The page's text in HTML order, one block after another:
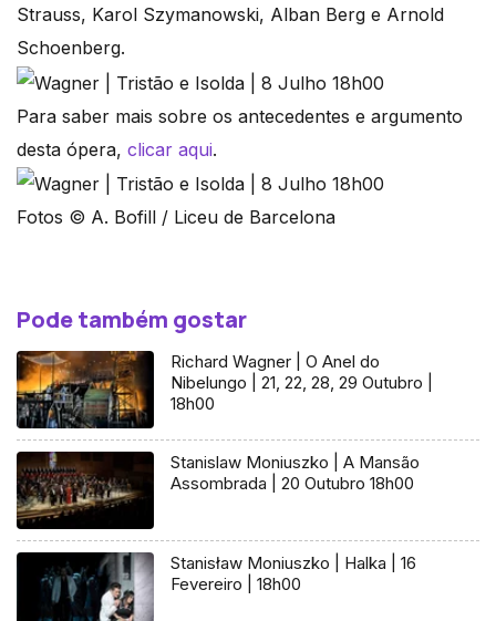
Strauss, Karol Szymanowski, Alban Berg e Arnold
Schoenberg.
Para saber mais sobre os antecedentes e argumento
desta ópera, clicar aqui.
Fotos © A. Bofill / Liceu de Barcelona
Pode também gostar
Richard Wagner | O Anel do
Nibelungo | 21, 22, 28, 29 Outubro |
18h00
Stanislaw Moniuszko | A Mansão
Assombrada | 20 Outubro 18h00
Stanisław Moniuszko | Halka | 16
Fevereiro | 18h00